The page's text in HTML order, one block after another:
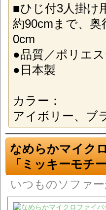
■ひじ付3人掛け
約90cmまで、奥
0cm
●品質／ポリエ
●日本製
カラー：
アイボリー、ブ
なめらかマイク
「ミッキーモチ
いつものソファ